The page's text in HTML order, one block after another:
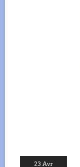
23 Avr